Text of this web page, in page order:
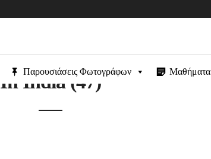
Παρουσιάσεις Φωτογράφων Μαθήματα
In India (47)